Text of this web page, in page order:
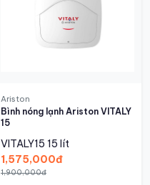
Ariston
Bình nóng lạnh Ariston VITALY
15
VITALY15 15 lít
1,575,000đ
1,900,000đ